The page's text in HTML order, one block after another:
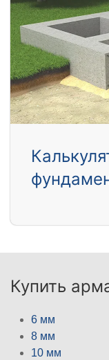
Купить
6 мм
8 мм
10 мм